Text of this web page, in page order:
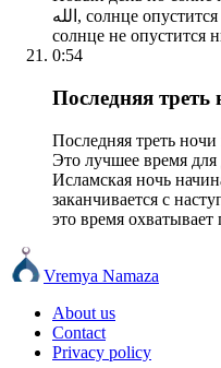
الله, солнце опустится под горизонт на -22.92°. Летом
солнце не опустится
0:54
Последняя треть
Последняя треть
Это лучшее время
Исламская ночь
заканчивается с
это время
Vremya Namaza
About us
Contact
Privacy policy